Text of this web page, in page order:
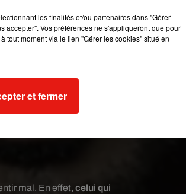
mal. En effet, celui qui
les finalités et/ou partenaires dans "Gérer
accepter". Vos préférences ne s'appliqueront que pour
tout moment via le lien "Gérer les cookies" situé en
et fermer